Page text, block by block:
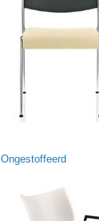
Ongestoffeerd